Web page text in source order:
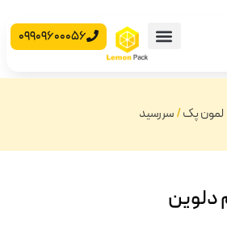
09909600056
لمون پک/سررسید